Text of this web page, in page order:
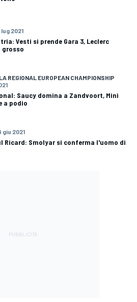
lug 2021
Vesti si prende Gara 3, Leclerc
grosso
REGIONAL EUROPEAN CHAMPIONSHIP
Saucy domina a Zandvoort, Minì
a podio
giu 2021
Ricard: Smolyar si conferma l'uomo di